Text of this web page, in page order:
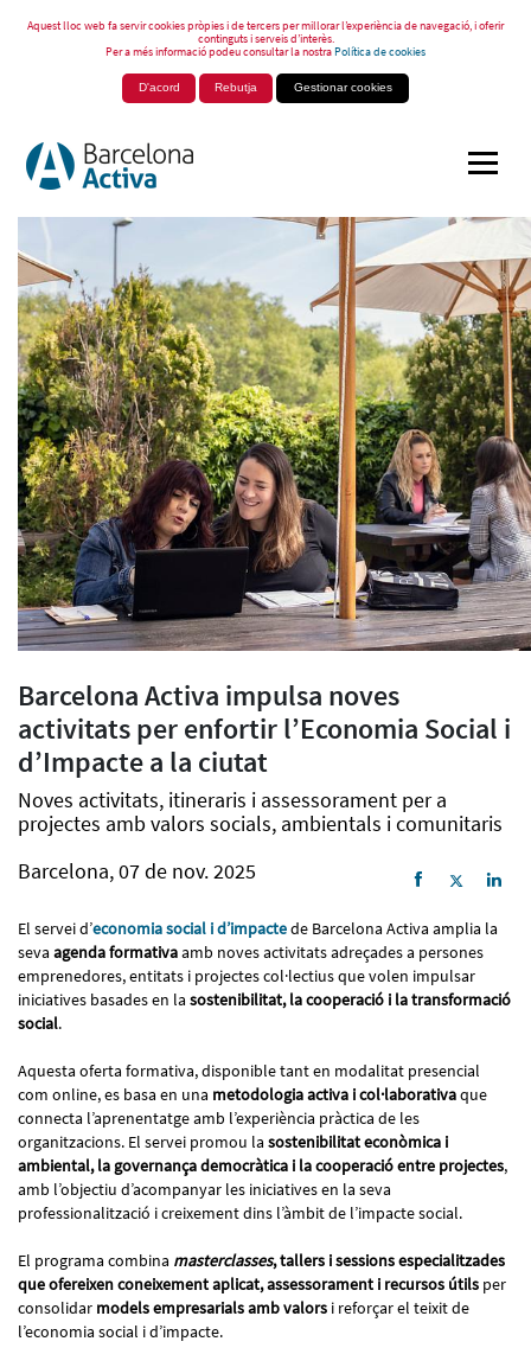
Aquest lloc web fa servir cookies pròpies i de tercers per millorar l’experiència de navegació, i oferir
continguts i serveis d’interès.
Per a més informació podeu consultar la nostraPolítica de cookies
D'acord Rebutja Gestionar cookies
Barcelona Activa impulsa noves
activitats per enfortir l’Economia Social i
d’Impacte a la ciutat
Noves activitats, itineraris i assessorament per a
projectes amb valors socials, ambientals i comunitaris
Barcelona, 07 de nov. 2025
El servei d’economia social i d’impactede Barcelona Activa amplia la
seva agenda formativaamb noves activitats adreçades a persones
emprenedores, entitats i projectes col·lectius que volen impulsar
iniciatives basades en la sostenibilitat, la cooperació i la transformació
social.
Aquesta oferta formativa, disponible tant en modalitat presencial
com online, es basa en una metodologia activa i col·laborativaque
connecta l’aprenentatge amb l’experiència pràctica de les
organitzacions. El servei promou la sostenibilitat econòmica i
ambiental, la governança democràtica i la cooperació entre projectes,
amb l’objectiu d’acompanyar les iniciatives en la seva
professionalització i creixement dins l’àmbit de l’impacte social.
El programa combina masterclasses, tallers i sessions especialitzades
que ofereixen coneixement aplicat, assessorament i recursos útils per
consolidar models empresarials amb valors i reforçar el teixit de
l’economia social i d’impacte.